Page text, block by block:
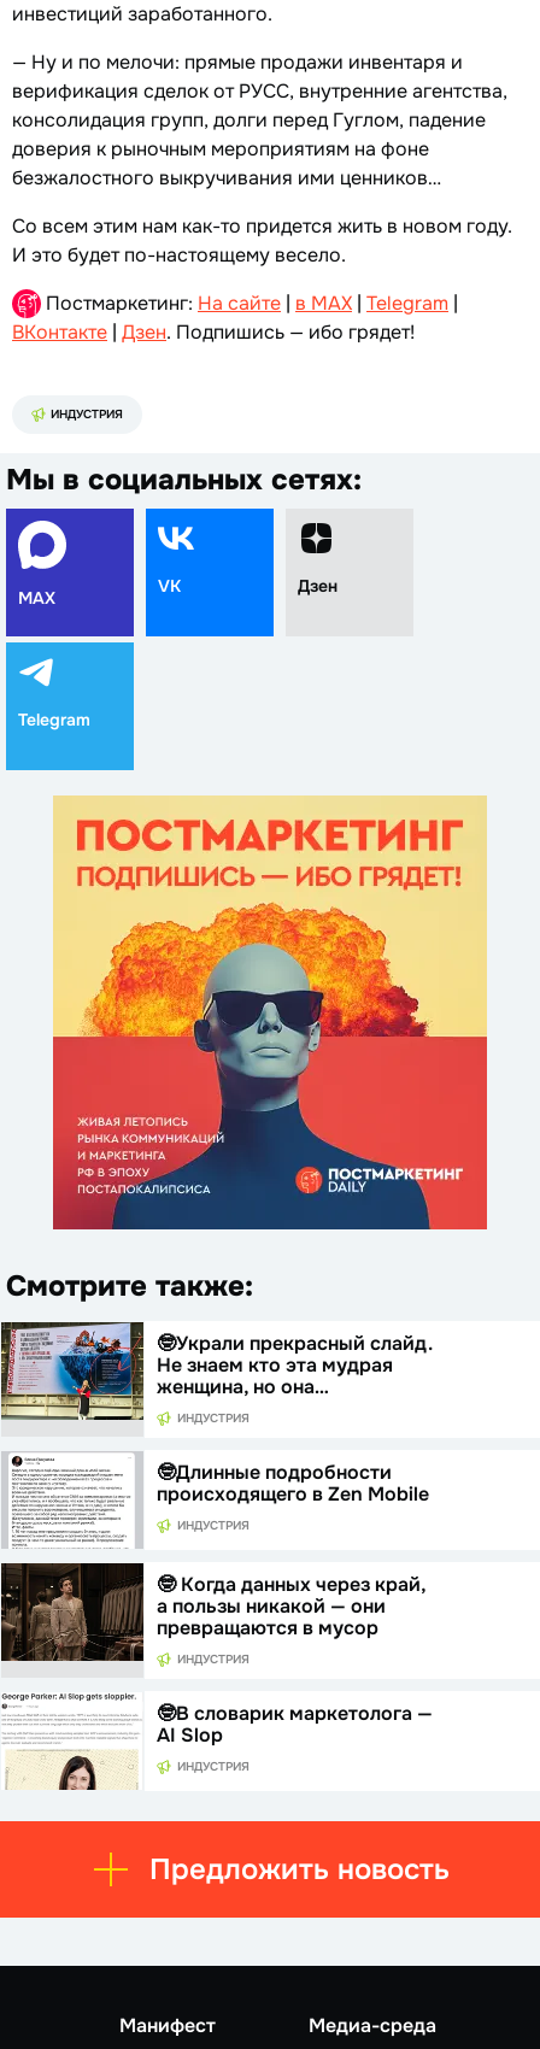
инвестиций заработанного.
— Ну и по мелочи: прямые продажи инвентаря и
верификация сделок от РУСС, внутренние агентства,
консолидация групп, долги перед Гуглом, падение
доверия к рыночным мероприятиям на фоне
безжалостного выкручивания ими ценников…
Со всем этим нам как-то придется жить в новом году.
И это будет по-настоящему весело.
Постмаркетинг: На сайте | в MAX | Telegram |
ВКонтакте | Дзен. Подпишись — ибо грядет!
ИНДУСТРИЯ
Мы в социальных сетях:
MAX
VK Дзен
Telegram
Смотрите также:
🤓Украли прекрасный слайд.
Не знаем кто эта мудрая
женщина, но она…
ИНДУСТРИЯ
🤓Длинные подробности
происходящего в Zen Mobile
ИНДУСТРИЯ
🤓 Когда данных через край,
а пользы никакой — они
превращаются в мусор
ИНДУСТРИЯ
🤓В словарик маркетолога —
AI Slop
ИНДУСТРИЯ
Предложить новость
Манифест Медиа-среда